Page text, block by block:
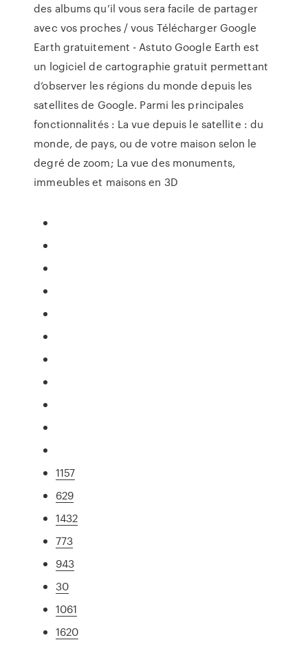
des albums qu’il vous sera facile de partager
avec vos proches / vous Télécharger Google
Earth gratuitement - Astuto Google Earth est
un logiciel de cartographie gratuit permettant
d’observer les régions du monde depuis les
satellites de Google. Parmi les principales
fonctionnalités : La vue depuis le satellite : du
monde, de pays, ou de votre maison selon le
degré de zoom; La vue des monuments,
immeubles et maisons en 3D
1157
629
1432
773
943
30
1061
1620